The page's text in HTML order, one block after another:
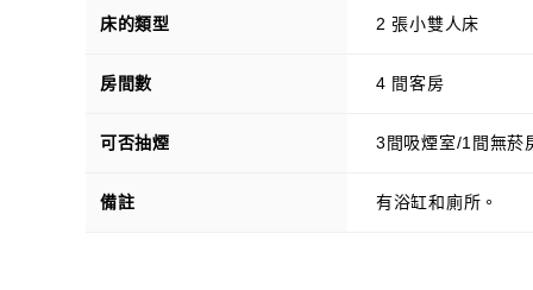
床的類型 2 張小雙人床
房間數 4 間客房
可否抽煙 3間吸煙室/1間無菸
備註 有浴缸和廁所。